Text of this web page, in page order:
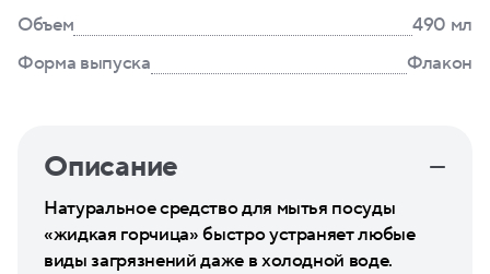
Объем
490 мл
Форма выпуска
Флакон
Описание
Натуральное средство для мытья посуды
«жидкая горчица» быстро устраняет любые
виды загрязнений даже в холодной воде.